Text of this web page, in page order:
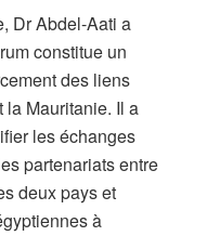
Dr Abdel-Aati a
constitue un
des liens
la Mauritanie. Il a
les échanges
partenariats entre
deux pays et
à